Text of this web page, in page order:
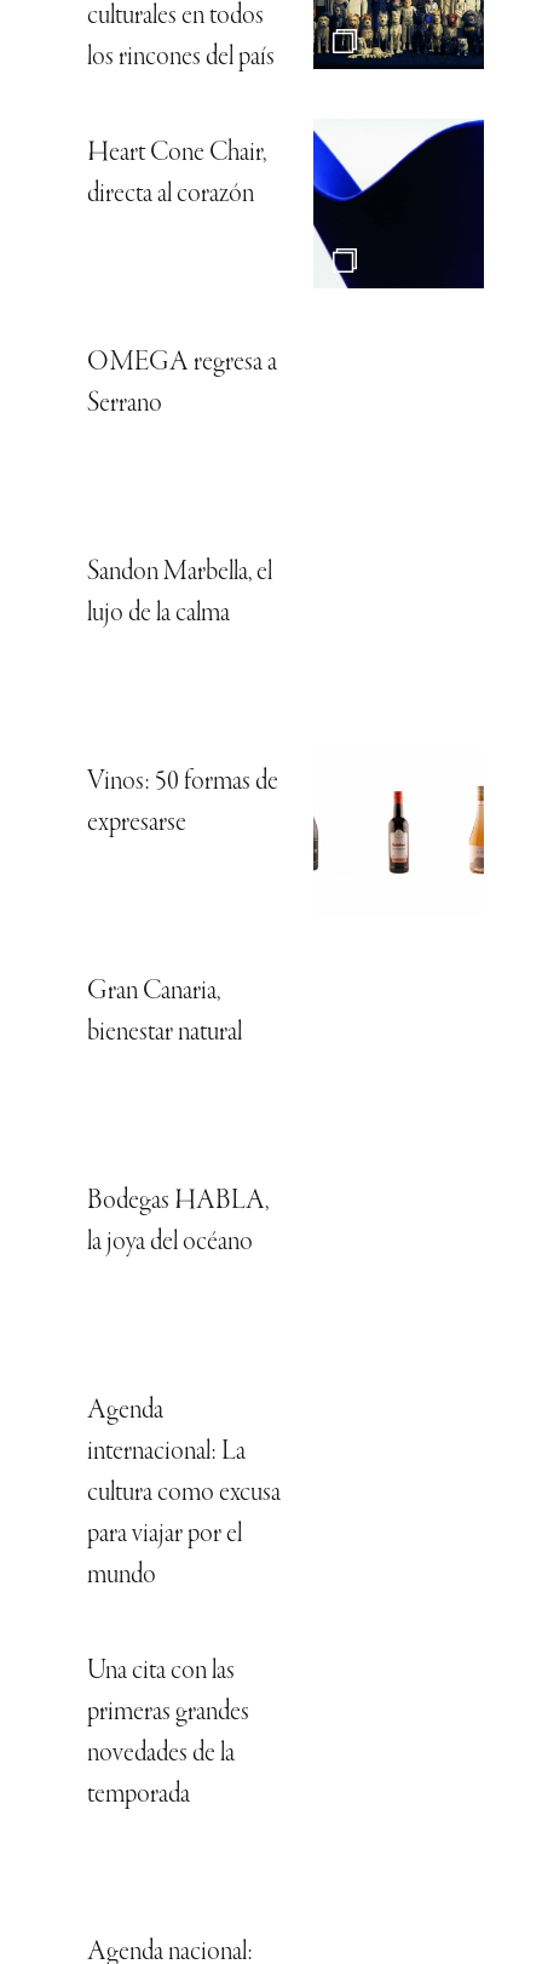
culturales en todos
los rincones del país
Heart Cone Chair,
directa al corazón
OMEGA regresa a
Serrano
Sandon Marbella, el
lujo de la calma
Vinos: 50 formas de
expresarse
Gran Canaria,
bienestar natural
Bodegas HABLA,
la joya del océano
Agenda
internacional: La
cultura como excusa
para viajar por el
mundo
Una cita con las
primeras grandes
novedades de la
temporada
Agenda nacional: